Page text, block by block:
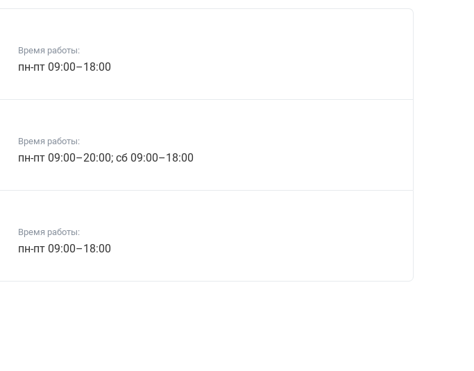
Время работы:
пн-пт 09:00–18:00
Время работы:
пн-пт 09:00–20:00; сб 09:00–18:00
Время работы:
пн-пт 09:00–18:00